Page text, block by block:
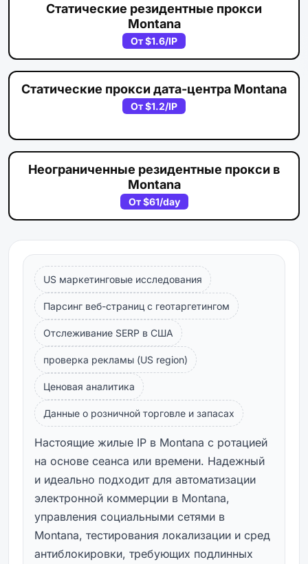
Статические резидентные прокси
Montana
От$1.6/IP
Статические прокси дата-центра Montana
От$1.2/IP
Неограниченные резидентные прокси в
Montana
От$61/day
US маркетинговые исследования
Парсинг веб-страниц с геотаргетингом
Отслеживание SERP в США
проверка рекламы (US region)
Ценовая аналитика
Данные о розничной торговле и запасах
Настоящие жилые IP в Montana с ротацией
на основе сеанса или времени. Надежный
и идеально подходит для автоматизации
электронной коммерции в Montana,
управления социальными сетями в
Montana, тестирования локализации и сред
антиблокировки, требующих подлинных